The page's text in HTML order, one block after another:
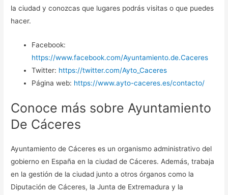
la ciudad y conozcas que lugares podrás visitas o que puedes
hacer.
Facebook:
https://www.facebook.com/Ayuntamiento.de.Caceres
Twitter: https://twitter.com/Ayto_Caceres
Página web: https://www.ayto-caceres.es/contacto/
Conoce más sobre Ayuntamiento
De Cáceres
Ayuntamiento de Cáceres es un organismo administrativo del
gobierno en España en la ciudad de Cáceres. Además, trabaja
en la gestión de la ciudad junto a otros órganos como la
Diputación de Cáceres, la Junta de Extremadura y la